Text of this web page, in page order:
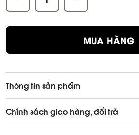
MUA HÀNG
Thông tin sản phẩm
Chính sách giao hàng, đổi trả